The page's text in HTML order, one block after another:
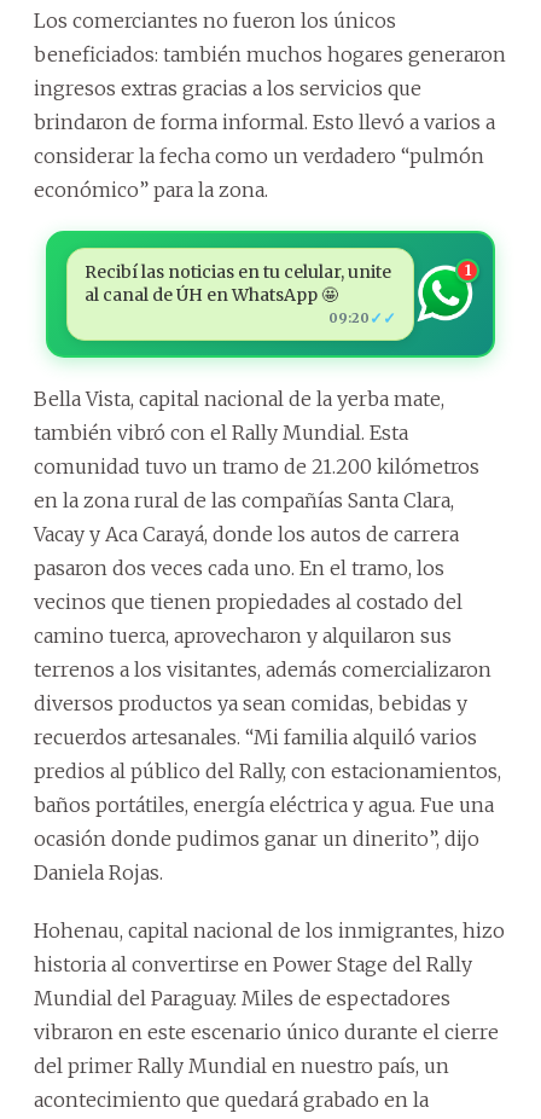
Los comerciantes no fueron los únicos
beneficiados: también muchos hogares generaron
ingresos extras gracias a los servicios que
brindaron de forma informal. Esto llevó a varios a
considerar la fecha como un verdadero “pulmón
económico” para la zona.
Recibí las noticias en tu celular, unite
al canal de ÚH en WhatsApp 🤩
09:20 ✓✓
1
Bella Vista, capital nacional de la yerba mate,
también vibró con el Rally Mundial. Esta
comunidad tuvo un tramo de 21.200 kilómetros
en la zona rural de las compañías Santa Clara,
Vacay y Aca Carayá, donde los autos de carrera
pasaron dos veces cada uno. En el tramo, los
vecinos que tienen propiedades al costado del
camino tuerca, aprovecharon y alquilaron sus
terrenos a los visitantes, además comercializaron
diversos productos ya sean comidas, bebidas y
recuerdos artesanales. “Mi familia alquiló varios
predios al público del Rally, con estacionamientos,
baños portátiles, energía eléctrica y agua. Fue una
ocasión donde pudimos ganar un dinerito”, dijo
Daniela Rojas.
Hohenau, capital nacional de los inmigrantes, hizo
historia al convertirse en Power Stage del Rally
Mundial del Paraguay. Miles de espectadores
vibraron en este escenario único durante el cierre
del primer Rally Mundial en nuestro país, un
acontecimiento que quedará grabado en la